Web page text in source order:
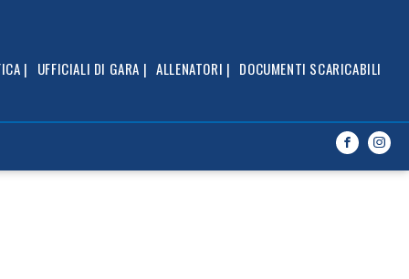
| UFFICIALI DI GARA | ALLENATORI | DOCUMENTI SCARICABILI